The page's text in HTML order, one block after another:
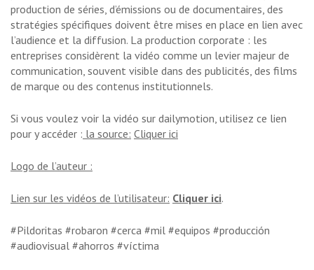
production de séries, d’émissions ou de documentaires, des
stratégies spécifiques doivent être mises en place en lien avec
l’audience et la diffusion. La production corporate : les
entreprises considèrent la vidéo comme un levier majeur de
communication, souvent visible dans des publicités, des films
de marque ou des contenus institutionnels.
Si vous voulez voir la vidéo sur dailymotion, utilisez ce lien
pour y accéder : la source: Cliquer ici
Logo de l’auteur :
Lien sur les vidéos de l’utilisateur: Cliquer ici.
#Pildoritas #robaron #cerca #mil #equipos #producción
#audiovisual #ahorros #víctima